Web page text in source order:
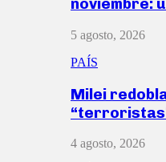
noviembre:
5 agosto, 2026
PAÍS
Milei
4 agosto, 2026